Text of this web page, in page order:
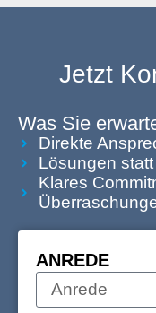
Jetzt
Was Sie
Direkte
Lösungen
Klares
ANREDE